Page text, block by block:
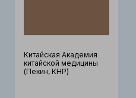
Китайская Академия
китайской медицины
(Пекин, КНР)